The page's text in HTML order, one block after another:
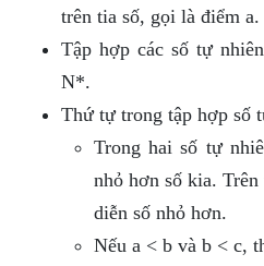
trên tia số, gọi là điểm a.
Tập hợp các số tự
N*.
Thứ tự trong tập hợp số
Trong hai số tự
nhỏ hơn số kia.
diễn số nhỏ hơn.
Nếu a < b và b < c,